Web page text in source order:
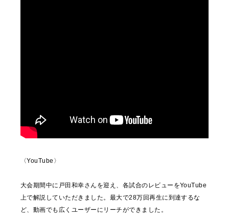
〈YouTube〉
大会期間中に戸田和幸さんを迎え、各試合のレビューをYouTube
上で解説していただきました。最大で28万回再生に到達するな
ど、動画でも広くユーザーにリーチができました。